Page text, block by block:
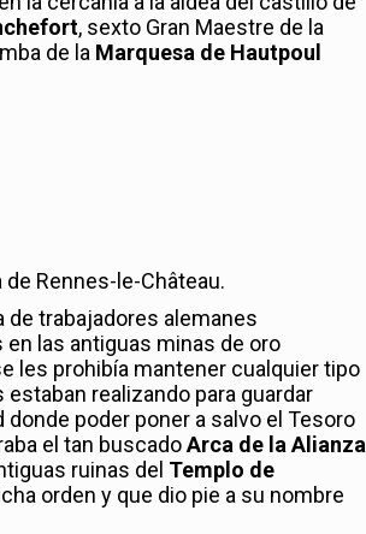
, sexto Gran Maestre de la
de la Marquesa de Hautpoul
Rennes-le-Château.
de trabajadores alemanes
las antiguas minas de oro
les prohibía mantener cualquier tipo
realizando para guardar
poder poner a salvo el Tesoro
el tan buscadoArca de la Alianza
ruinas del Templo de
orden y que dio pie a su nombre